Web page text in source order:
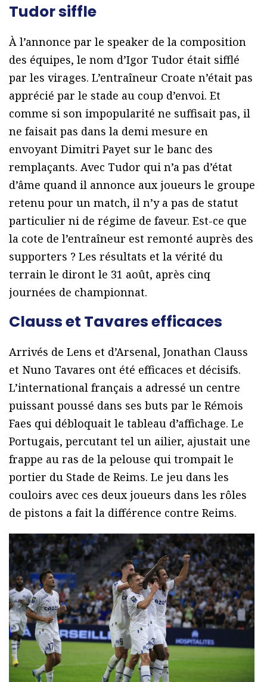
Tudor siffle
À l’annonce par le speaker de la composition
des équipes, le nom d’Igor Tudor était sifflé
par les virages. L’entraîneur Croate n’était pas
apprécié par le stade au coup d’envoi. Et
comme si son impopularité ne suffisait pas, il
ne faisait pas dans la demi mesure en
envoyant Dimitri Payet sur le banc des
remplaçants. Avec Tudor qui n’a pas d’état
d’âme quand il annonce aux joueurs le groupe
retenu pour un match, il n’y a pas de statut
particulier ni de régime de faveur. Est-ce que
la cote de l’entraîneur est remonté auprès des
supporters ? Les résultats et la vérité du
terrain le diront le 31 août, après cinq
journées de championnat.
Clauss et Tavares efficaces
Arrivés de Lens et d’Arsenal, Jonathan Clauss
et Nuno Tavares ont été efficaces et décisifs.
L’international français a adressé un centre
puissant poussé dans ses buts par le Rémois
Faes qui débloquait le tableau d’affichage. Le
Portugais, percutant tel un ailier, ajustait une
frappe au ras de la pelouse qui trompait le
portier du Stade de Reims. Le jeu dans les
couloirs avec ces deux joueurs dans les rôles
de pistons a fait la différence contre Reims.